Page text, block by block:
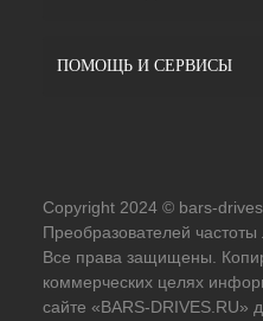
ПОМОЩЬ И СЕРВИСЫ
Copyright 2024 © bars-
Преобразователей
Все права защищены.
коммерческих целях
сайте «BARS-DRIVES.RU»